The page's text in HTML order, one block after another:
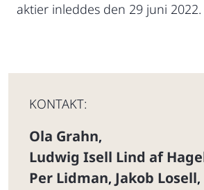
aktier inleddes den 29 juni 2022.
KONTAKT:
Ola Grahn,
Ludwig Isell Lind af
Per Lidman, Jakob Losell,